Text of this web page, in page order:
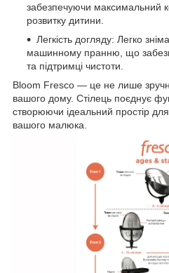
забезпечуючи максимальний
розвитку дитини.
Легкість догляду: Легко
машинному пранню, що
та підтримці чистоти.
Bloom Fresco — це не лише
вашого дому. Стілець поєднує
створюючи ідеальний простір
вашого малюка.